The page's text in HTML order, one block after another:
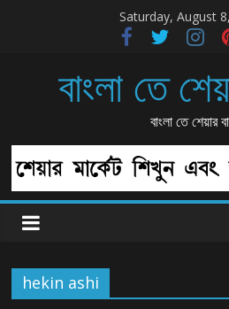
Saturday, August
বাংলা তে
বাংলা তে শেয়ার
hekin ashi